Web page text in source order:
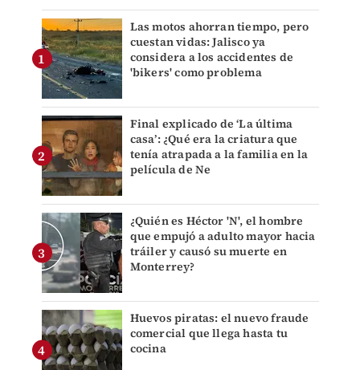
Las motos ahorran tiempo, pero
cuestan vidas: Jalisco ya
considera a los accidentes de
'bikers' como problema
Final explicado de ‘La última
casa’: ¿Qué era la criatura que
tenía atrapada a la familia en la
película de Ne
¿Quién es Héctor 'N', el hombre
que empujó a adulto mayor hacia
tráiler y causó su muerte en
Monterrey?
Huevos piratas: el nuevo fraude
comercial que llega hasta tu
cocina